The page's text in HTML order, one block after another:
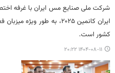
ایران کانمین ۲۰۲۵، به طور
کشور است.
۱۴۰۴-۰۸-۱۱ ۲۰:۲۲